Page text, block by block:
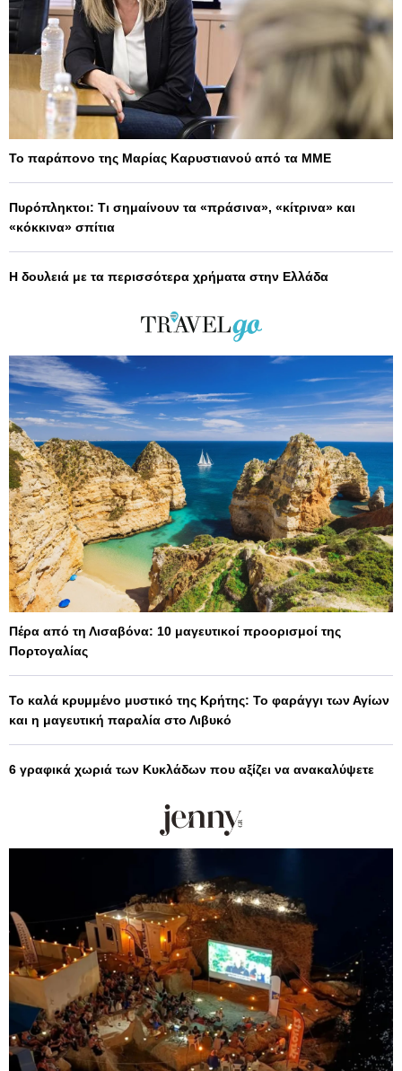
Το παράπονο της Μαρίας Καρυστιανού από τα ΜΜΕ
Πυρόπληκτοι: Τι σημαίνουν τα «πράσινα», «κίτρινα» και
«κόκκινα» σπίτια
Η δουλειά με τα περισσότερα χρήματα στην Ελλάδα
Πέρα από τη Λισαβόνα: 10 μαγευτικοί προορισμοί της
Πορτογαλίας
Το καλά κρυμμένο μυστικό της Κρήτης: Το φαράγγι των Αγίων
και η μαγευτική παραλία στο Λιβυκό
6 γραφικά χωριά των Κυκλάδων που αξίζει να ανακαλύψετε